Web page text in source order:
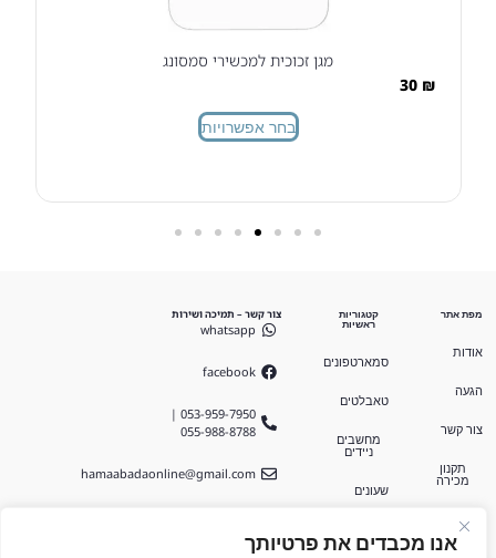
אנו מכבדים את פרטיותך
מגן זכוכית למכשירי סמסונג
30 ₪
בחר אפשרויות
מפת אתר
אודות
הגעה
צור קשר
תקנון
מכירה
קטגוריות
ראשיות
סמארטפונים
טאבלטים
מחשבים
ניידים
שעונים
צור קשר – תמיכה ושירות
whatsapp
facebook
053-959-7950 |
055-988-8788
hamaabadaonline@gmail.com